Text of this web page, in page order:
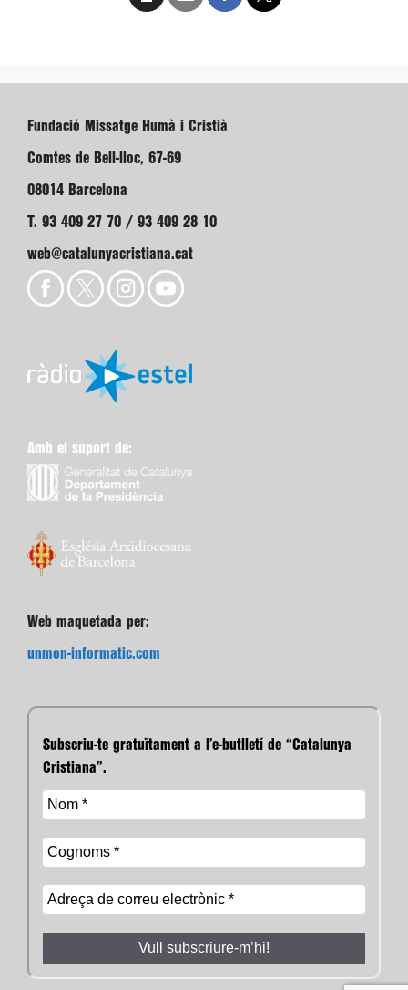
Fundació Missatge Humà i Cristià
Comtes de Bell-lloc, 67-69
08014 Barcelona
T. 93 409 27 70 / 93 409 28 10
web@catalunyacristiana.cat
Amb el suport de:
Web maquetada per:
unmon-informatic.com
Subscriu-te gratuïtament a l’e-butlletí de “Catalunya
Cristiana”.